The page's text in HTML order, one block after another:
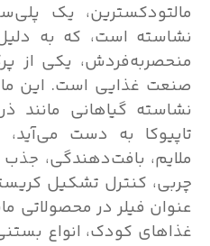
مالتودکسترین، یک
نشاسته است، که به
منحصربه‌فردش، یکی از
صنعت غذایی است. این
نشاسته گیاهانی مانند
تاپیوکا به دست
ملایم، بافت‌دهندگی،
چربی، کنترل تشکیل
عنوان فیلر در محصولاتی
غذاهای کودک، انواع